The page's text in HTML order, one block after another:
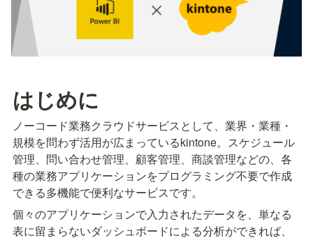
はじめに
ノーコード業務クラウドサービスとして、業界・業種・
規模を問わず活用が広まっているkintone。スケジュール
管理、問い合わせ管理、顧客管理、商談管理などの、各
種の業務アプリケーションをプログラミング不要で作成
できる多機能で便利なサービスです。
個々のアプリケーションで入力されたデータを、単なる
表に留まらないダッシュボードによる分析ができれば、